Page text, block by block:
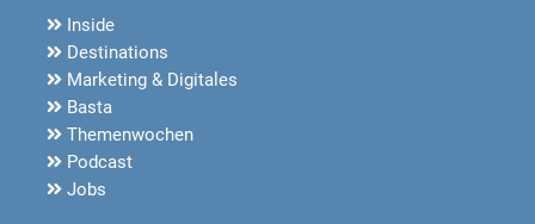
Inside
Destinations
Marketing & Digitales
Basta
Themenwochen
Podcast
Jobs